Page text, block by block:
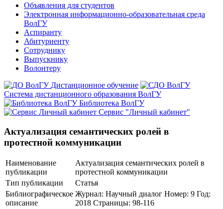
Объявления для студентов
Электронная информационно-образовательная среда
ВолГУ
Аспиранту
Абитуриенту
Сотруднику
Выпускнику
Волонтеру
Дистанционное обучение
Система дистанционного образования ВолГУ
Библиотека ВолГУ
Сервис "Личный кабинет"
Актуализация семантических ролей в
протестной коммуникации
Наименование
публикации
Актуализация семантических ролей в
протестной коммуникации
Тип публикации
Статья
Библиографическое
описание
Журнал: Научный диалог Номер: 9 Год:
2018 Страницы: 98-116